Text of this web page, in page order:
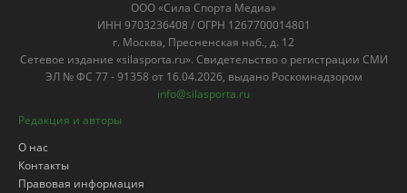
ООО «Сила Спорта Медиа»
ИНН 9703236408 / ОГРН 1267700014801
г. Москва, Пресненская наб., д. 12
Сетевое издание «silasporta.ru». Свидетельство о регистрации СМИ
ЭЛ № ФС 77 - 91358 от 16.04.2026, выдано Роскомнадзором
info@silasporta.ru
Редакция и авторы
О нас
Контакты
Правовая информация